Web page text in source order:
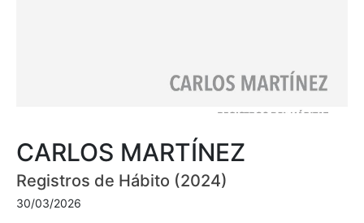
CARLOS MARTÍNEZ
Registros de Hábito (2024)
30/03/2026